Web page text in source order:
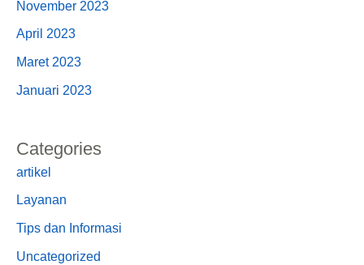
November 2023
April 2023
Maret 2023
Januari 2023
Categories
artikel
Layanan
Tips dan Informasi
Uncategorized